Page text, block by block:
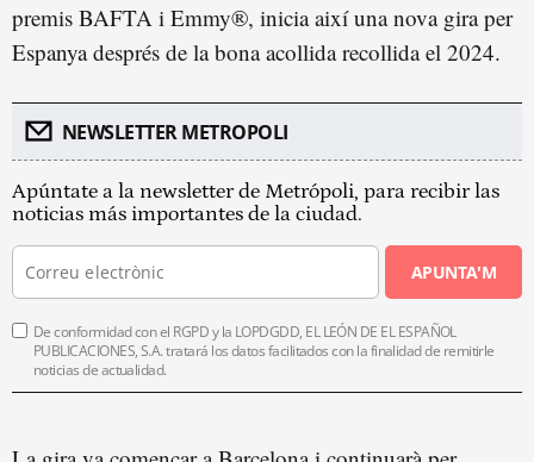
premis BAFTA i Emmy®, inicia així una nova gira per
Espanya després de la bona acollida recollida el 2024.
NEWSLETTER METROPOLI
Apúntate a la newsletter de Metrópoli, para recibir las
noticias más importantes de la ciudad.
APUNTA'M
De conformidad con el RGPD y la LOPDGDD, EL LEÓN DE EL ESPAÑOL
PUBLICACIONES, S.A. tratará los datos facilitados con la finalidad de remitirle
noticias de actualidad.